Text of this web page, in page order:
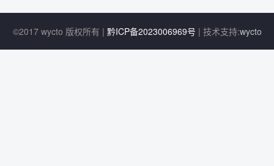
©2017 wycto 版权所有 | 黔ICP备2023006969号 | 技术支持:wycto